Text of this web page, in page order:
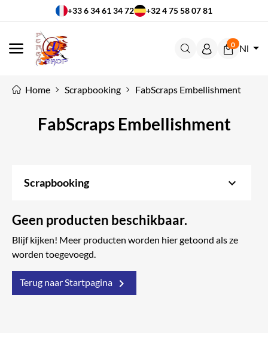
+33 6 34 61 34 72 +32 4 75 58 07 81
MENU
0 Nl
Home Scrapbooking FabScraps Embellishment
FabScraps Embellishment
Scrapbooking keyboard_arrow_down
Geen producten beschikbaar.
Blijf kijken! Meer producten worden hier getoond als ze
worden toegevoegd.
Terug naar Startpagina 